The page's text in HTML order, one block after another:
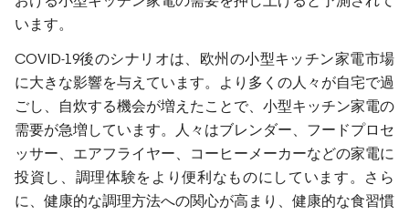
います。
COVID-19後のシナリオは、欧州の小型キッチン家電市場
に大きな影響を与えています。より多くの人々が自宅で過
ごし、自炊する機会が増えたことで、小型キッチン家電の
需要が急増しています。人々はブレンダー、フードプロセ
ッサー、エアフライヤー、コーヒーメーカーなどの家電に
投資し、調理体験をより便利なものにしています。さら
に、健康的な調理方法への関心が高まり、健康的な食習慣